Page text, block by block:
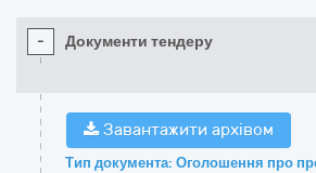
- Документи тендеру
Завантажити архівом
Тип документа: Оголошення про